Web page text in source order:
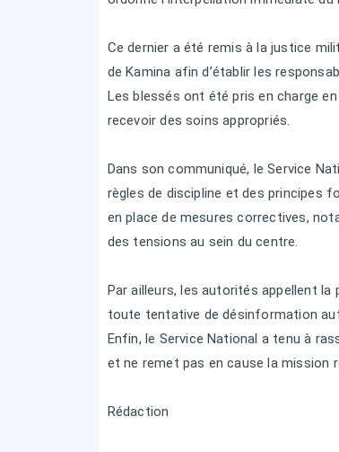
Ce dernier a été remis à la justice
de Kamina afin d’établir les
Les blessés ont été pris en charge
recevoir des soins appropriés.
Dans son communiqué, le Service
règles de discipline et des principes
en place de mesures correctives,
des tensions au sein du centre.
Par ailleurs, les autorités appellent
toute tentative de désinformation
Enfin, le Service National a tenu à
et ne remet pas en cause la mission
Rédaction